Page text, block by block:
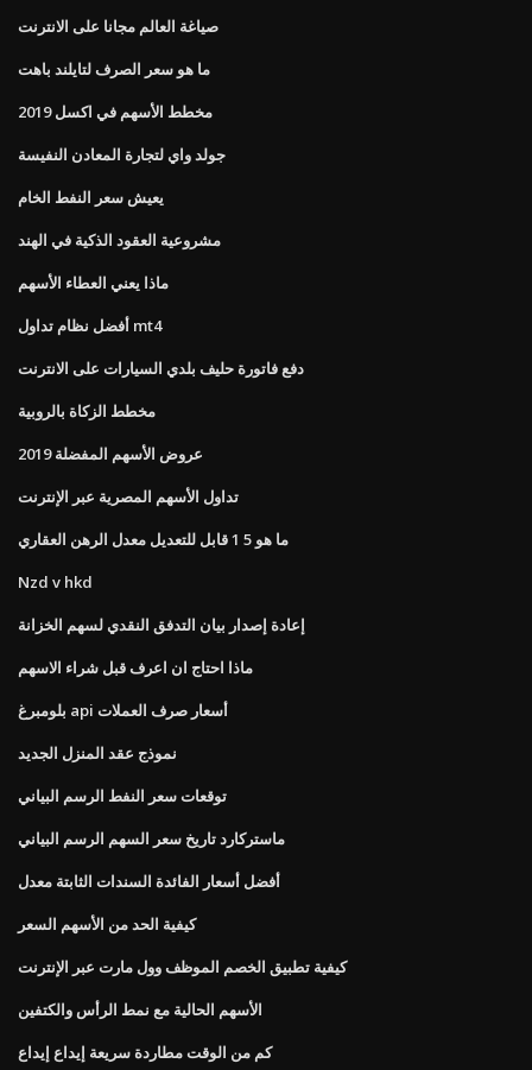
صياغة العالم مجانا على الانترنت
ما هو سعر الصرف لتايلند باهت
مخطط الأسهم في اكسل 2019
جولد واي لتجارة المعادن النفيسة
يعيش سعر النفط الخام
مشروعية العقود الذكية في الهند
ماذا يعني العطاء الأسهم
أفضل نظام تداول mt4
دفع فاتورة حليف بلدي السيارات على الانترنت
مخطط الزكاة بالروبية
عروض الأسهم المفضلة 2019
تداول الأسهم المصرية عبر الإنترنت
ما هو 5 1 قابل للتعديل معدل الرهن العقاري
Nzd v hkd
إعادة إصدار بيان التدفق النقدي لسهم الخزانة
ماذا احتاج ان اعرف قبل شراء الاسهم
بلومبرغ api أسعار صرف العملات
نموذج عقد المنزل الجديد
توقعات سعر النفط الرسم البياني
ماستركارد تاريخ سعر السهم الرسم البياني
أفضل أسعار الفائدة السندات الثابتة معدل
كيفية الحد من الأسهم السعر
كيفية تطبيق الخصم الموظف وول مارت عبر الإنترنت
الأسهم الحالية مع نمط الرأس والكتفين
كم من الوقت مطاردة سريعة إيداع إيداع